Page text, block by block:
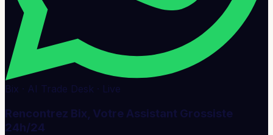
Bix · AI Trade Desk · Live
Rencontrez Bix, Votre Assistant Grossiste
24h/24